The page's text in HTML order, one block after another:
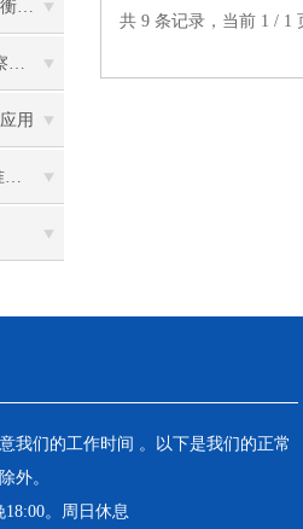
什么是轴重秤？与便携式汽车衡有区别吗
对2000g检重秤进行稳定性考察，需要多少组数据才有意义？
用
智能化称重模块 反应釜实精准控量
共 9 条记录，当前 1 /
我们的工作时间 。以下是我们的正常
外。
。周日休息